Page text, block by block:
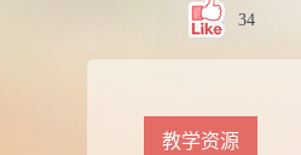
34
教学资源